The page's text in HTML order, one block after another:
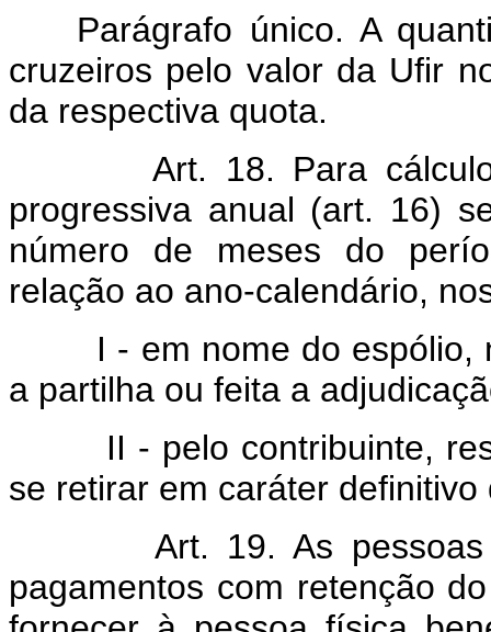
Parágrafo único. A
cruzeiros pelo valor da Ufir
da respectiva quota.
Art. 18. Para cálculo
progressiva anual (art. 16)
número de meses do
relação ao ano-calendário,
I - em nome do espólio,
a partilha ou feita a
II - pelo contribuinte,
se retirar em caráter
Art. 19. As pessoas
pagamentos com retenção